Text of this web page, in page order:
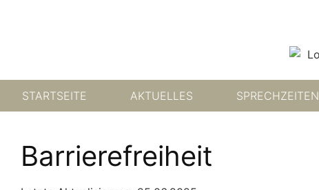
STARTSEITE AKTUELLES SPRECHZEITEN
Barrierefreiheit